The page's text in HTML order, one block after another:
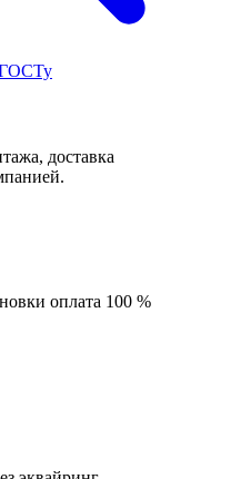
ГОСТу
доставка
оплата 100 %